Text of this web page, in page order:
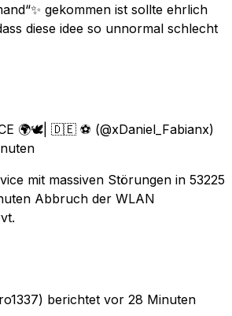
gekommen ist sollte ehrlich
diese idee so unnormal schlecht
🌍🕊| 🇩🇪 ⚽️ (@xDaniel_Fabianx)
mit massiven Störungen in 53225
Abbruch der WLAN
berichtet vor 28 Minuten